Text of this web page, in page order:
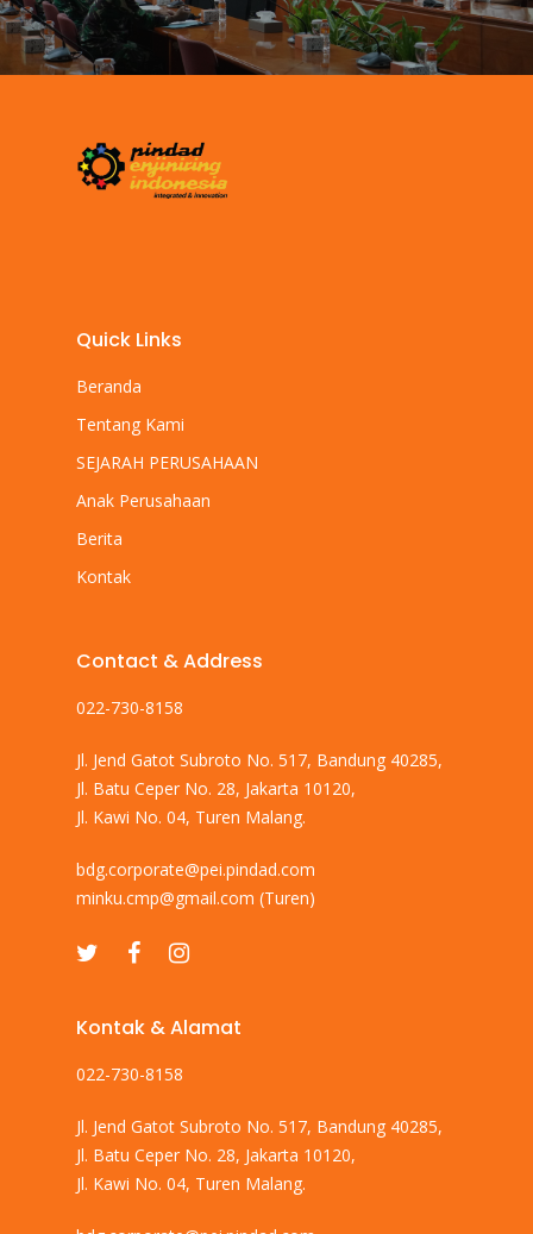
Quick Links
Beranda
Tentang Kami
SEJARAH PERUSAHAAN
Anak Perusahaan
Berita
Kontak
Contact & Address
022-730-8158
Jl. Jend Gatot Subroto No. 517, Bandung 40285,
Jl. Batu Ceper No. 28, Jakarta 10120,
Jl. Kawi No. 04, Turen Malang.
bdg.corporate@pei.pindad.com
minku.cmp@gmail.com (Turen)
Kontak & Alamat
022-730-8158
Jl. Jend Gatot Subroto No. 517, Bandung 40285,
Jl. Batu Ceper No. 28, Jakarta 10120,
Jl. Kawi No. 04, Turen Malang.